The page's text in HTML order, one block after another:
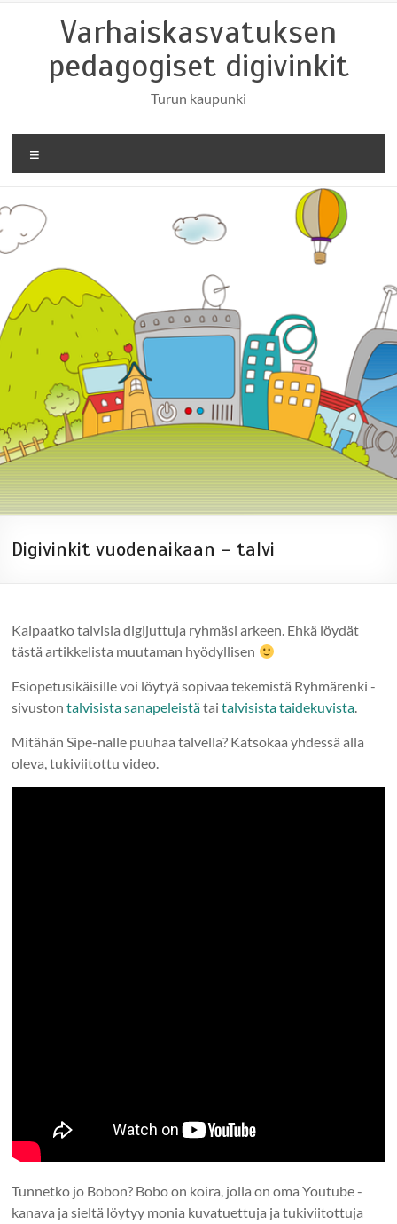
Varhaiskasvatuksen
pedagogiset digivinkit
Turun kaupunki
Digivinkit vuodenaikaan – talvi
Kaipaatko talvisia digijuttuja ryhmäsi arkeen. Ehkä löydät
tästä artikkelista muutaman hyödyllisen
Esiopetusikäisille voi löytyä sopivaa tekemistä Ryhmärenki -
sivustontalvisista sanapeleistätaitalvisista taidekuvista.
Mitähän Sipe-nalle puuhaa talvella? Katsokaa yhdessä alla
oleva, tukiviitottu video.
Tunnetko jo Bobon? Bobo on koira, jolla on oma Youtube -
kanava ja sieltä löytyy monia kuvatuettuja ja tukiviitottuja